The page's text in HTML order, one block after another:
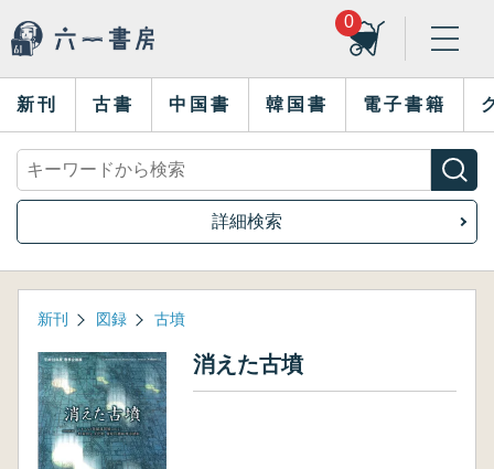
0
新刊 古書 中国書 韓国書 電子書籍
詳細検索
新刊 図録 古墳
消えた古墳